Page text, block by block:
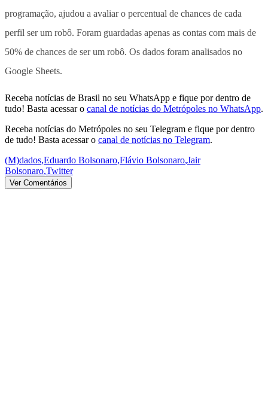
programação, ajudou a avaliar o percentual de chances de cada
perfil ser um robô. Foram guardadas apenas as contas com mais de
50% de chances de ser um robô. Os dados foram analisados no
Google Sheets.
Receba notícias de Brasil no seu WhatsApp e fique por dentro de
tudo! Basta acessar o canal de notícias do Metrópoles no WhatsApp.
Receba notícias do Metrópoles no seu Telegram e fique por dentro
de tudo! Basta acessar o canal de notícias no Telegram.
(M)dados,Eduardo Bolsonaro,Flávio Bolsonaro,Jair
Bolsonaro,Twitter
Ver Comentários